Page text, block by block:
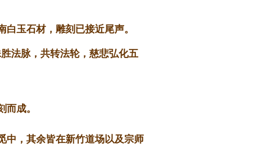
玉石材，雕刻已接近尾声。
法脉，共转法轮，慈悲弘化五
成。
中，其余皆在新竹道场以及宗师